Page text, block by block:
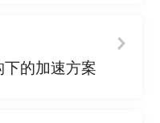
的加速方案